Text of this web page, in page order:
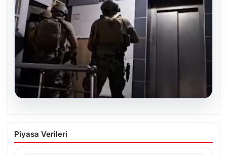
07.08.2026
İntihar Mektubu Üzerinden Ortaya
Çıkan Milyarlık Tefecilik Şebekesi
Piyasa Verileri